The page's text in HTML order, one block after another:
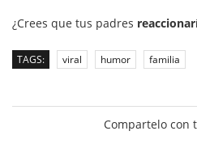
¿Crees que tus padres
TAGS: viral humor familia
Compartelo con